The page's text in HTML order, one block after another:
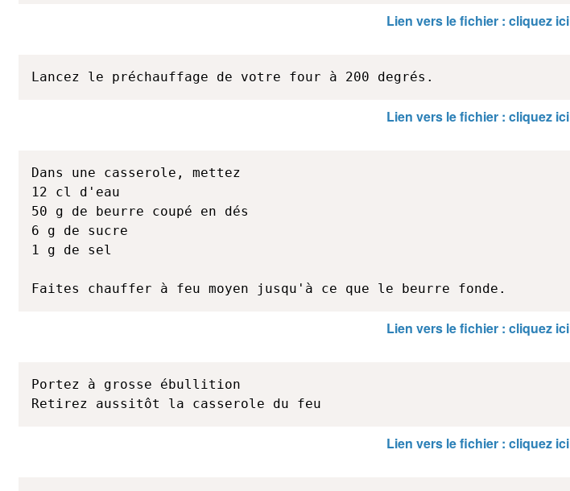
Lien vers le fichier : cliquez ici
Lancez le préchauffage de votre four à 200 degrés.
Lien vers le fichier : cliquez ici
Dans une casserole, mettez
12 cl d'eau
50 g de beurre coupé en dés
6 g de sucre
1 g de sel
Faites chauffer à feu moyen jusqu'à ce que le beurre fonde.
Lien vers le fichier : cliquez ici
Portez à grosse ébullition
Retirez aussitôt la casserole du feu
Lien vers le fichier : cliquez ici